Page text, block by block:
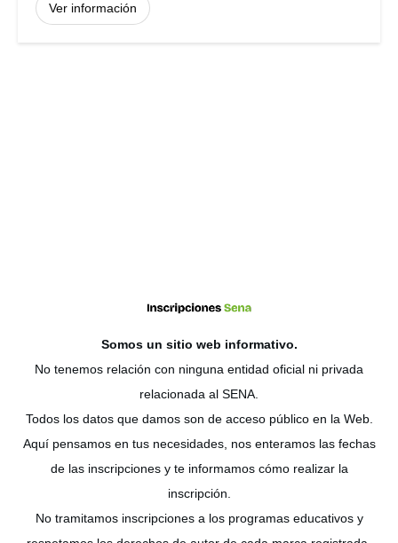
Ver información
Somos un sitio web informativo.
No tenemos relación con ninguna entidad oficial ni privada
relacionada al SENA.
Todos los datos que damos son de acceso público en la Web.
Aquí pensamos en tus necesidades, nos enteramos las fechas
de las inscripciones y te informamos cómo realizar la
inscripción.
No tramitamos inscripciones a los programas educativos y